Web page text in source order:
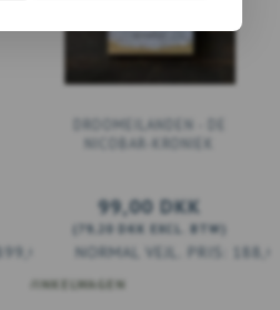
DKK
DROOMEILANDEN - DE
NICOBAR-KRONIEK
99,00 DKK
79,20 DKK EXCL. BTW
WINKELWAGEN